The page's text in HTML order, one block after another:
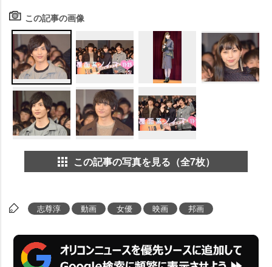
この記事の画像
この記事の写真を見る（全7枚）
志尊淳 動画 女優 映画 邦画